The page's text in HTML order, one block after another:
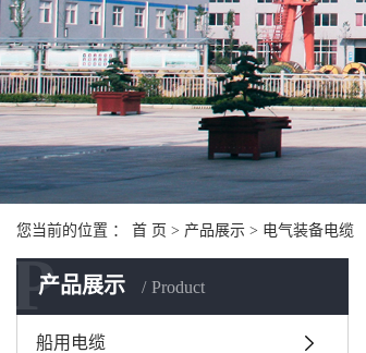
您当前的位置 ： 首 页 > 产品展示 > 电气装备电缆
产品展示 Product
P
船用电缆